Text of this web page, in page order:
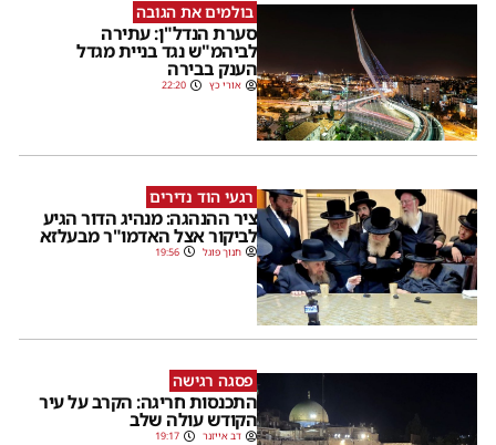
בולמים את הגובה
סערת הנדל"ן: עתירה
לביהמ"ש נגד בניית מגדל
הענק בבירה
אורי כץ 22:20
רגעי הוד נדירים
ציר ההנהגה: מנהיג הדור הגיע
לביקור אצל האדמו"ר מבעלזא
חנוך פוגל 19:56
פסגה רגישה
התכנסות חריגה: הקרב על עיר
הקודש עולה שלב
דב אייזנר 19:17